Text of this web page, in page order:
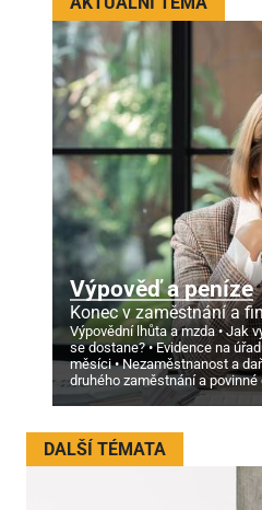
Výpověď a peníze
Konec v zaměstnání a
Výpovědní lhůta a mzda
Jak
se dostane?
Evidence na
měsíci
Nezaměstnanost a
druhého zaměstnání a povinné
DALŠÍ TÉMATA